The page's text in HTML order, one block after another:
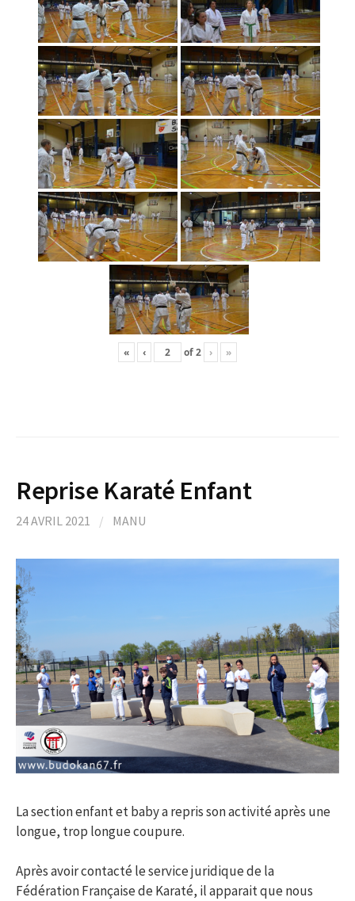
« ‹ of2 › »
Reprise Karaté Enfant
24 AVRIL 2021 / MANU
La section enfant et baby a repris son activité après une
longue, trop longue coupure.
Après avoir contacté le service juridique de la
Fédération Française de Karaté, il apparait que nous